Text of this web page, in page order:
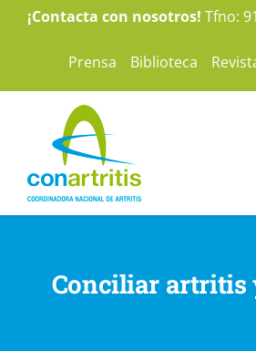
Saltar¡Contacta con nosotros! Tfno:
Prensa Biblioteca
La ArtritisConciliar artritis